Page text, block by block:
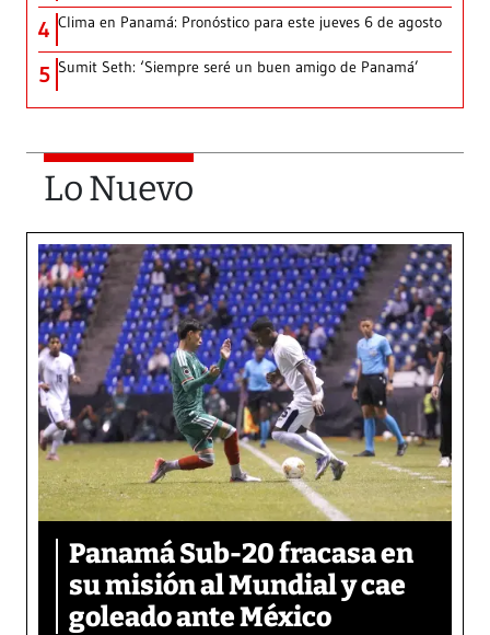
4 Clima en Panamá: Pronóstico para este jueves 6 de agosto
5 Sumit Seth: ‘Siempre seré un buen amigo de Panamá’
Lo Nuevo
Panamá Sub-20 fracasa en
su misión al Mundial y cae
goleado ante México